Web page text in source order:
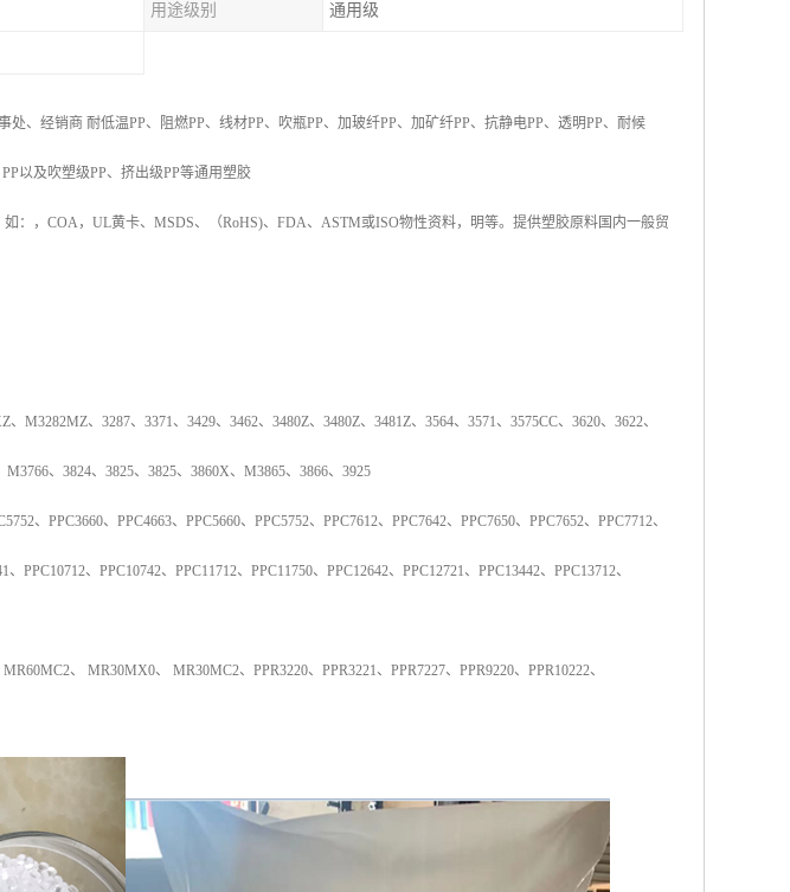
用途级别 通用级
处、经销商 耐低温PP、阻燃PP、线材PP、吹瓶PP、加玻纤PP、加矿纤PP、抗静电PP、透明PP、耐候
PP以及吹塑级PP、挤出级PP等通用塑胶
：， COA， UL黄卡、 MSDS、 （RoHS)、 FDA、 ASTM或ISO物性资料，明等。提供塑胶原料国内一般贸
、 M3282MZ、 3287、 3371、 3429、 3462、 3480Z、 3480Z、 3481Z、 3564、 3571、 3575CC、 3620、 3622、
M3766、 3824、 3825、 3825、 3860X、 M3865、 3866、 3925
、 PPC3660、 PPC4663、 PPC5660、 PPC5752、 PPC7612、 PPC7642、 PPC7650、 PPC7652、 PPC7712、
、 PPC10712、 PPC10742、 PPC11712、 PPC11750、 PPC12642、 PPC12721、 PPC13442、 PPC13712、
MR60MC2、 MR30MX0、 MR30MC2、 PPR3220、 PPR3221、 PPR7227、 PPR9220、 PPR10222、